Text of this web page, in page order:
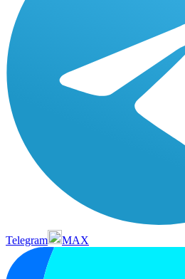
Telegram MAX